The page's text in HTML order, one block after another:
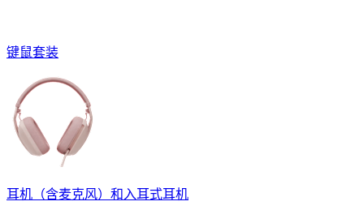
键鼠套装
耳机（含麦克风）和入耳式耳机